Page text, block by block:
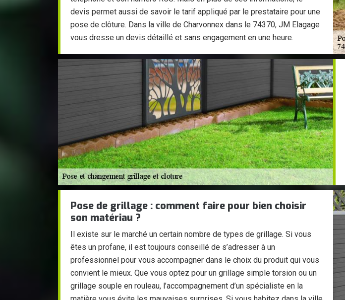
devis permet aussi de savoir le tarif appliqué par le prestataire pour une
pose de clôture. Dans la ville de Charvonnex dans le 74370, JM Elagage
vous dresse un devis détaillé et sans engagement en une heure.
Pose de grillage : comment faire pour bien choisir
son matériau ?
Il existe sur le marché un certain nombre de types de grillage. Si vous
êtes un profane, il est toujours conseillé de s’adresser à un
professionnel pour vous accompagner dans le choix du produit qui vous
convient le mieux. Que vous optez pour un grillage simple torsion ou un
grillage souple en rouleau, l’accompagnement d’un spécialiste en la